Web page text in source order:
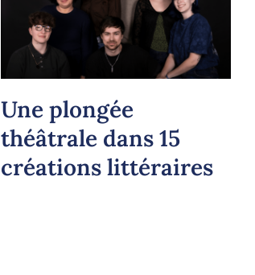
Une plongée
théâtrale dans 15
créations littéraires